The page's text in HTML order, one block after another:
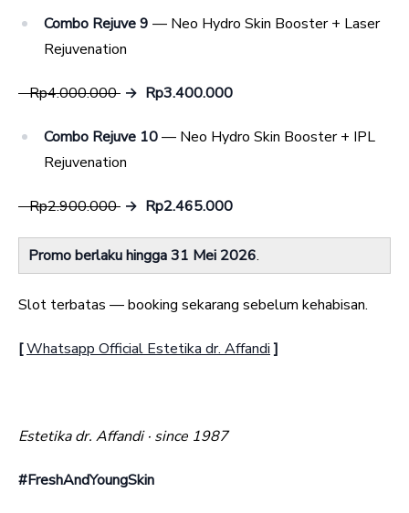
Combo Rejuve 9 — Neo Hydro Skin Booster + Laser
Rejuvenation
Rp4.000.000 → Rp3.400.000
Combo Rejuve 10— Neo Hydro Skin Booster + IPL
Rejuvenation
Rp2.900.000 → Rp2.465.000
Promo berlaku hingga 31 Mei 2026.
Slot terbatas — booking sekarang sebelum kehabisan.
[Whatsapp Official Estetika dr. Affandi]
Estetika dr. Affandi · since 1987
#FreshAndYoungSkin